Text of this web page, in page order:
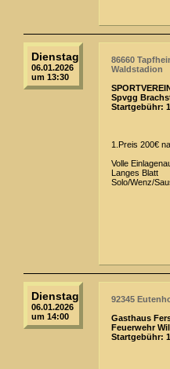
Dienstag
06.01.2026
um 13:30
86660
Waldstadion
Spvgg
Startgebühr:
1.Preis 200€
Volle
Langes Blatt
Solo/Wenz/
Dienstag
06.01.2026
um 14:00
92345
Gasthaus
Feuerwehr
Startgebühr: